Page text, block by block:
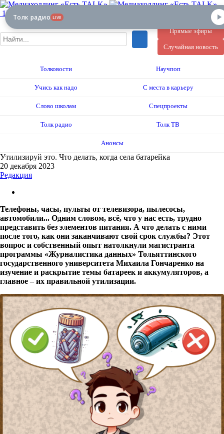
12+
Прямые эфиры
Случайная новость
Толковости Научпоп
Учись как надо С места в карьеру
Слово школам Спецпроекты
Толк радио Толк ТВ
Анонсы
Утилизируй это. Что делать, когда села батарейка
20 декабря 2023
Редакция
Телефоны, часы, пульты от телевизора, пылесосы,
автомобили... Одним словом, всё, что у нас есть, трудно
представить без элементов питания. А что делать с ними
после того, как они заканчивают свой срок службы? Этот
вопрос и собственный опыт натолкнули магистранта
программы «Журналистика данных» Тольяттинского
государственного университета Михаила Гончаренко на
изучение и раскрытие темы батареек и аккумуляторов, а
главное – их правильной утилизации.
Толк радио LIVE